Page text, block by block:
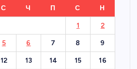
С Ч П С Н
1 2
5 6 7 8 9
12 13 14 15 16